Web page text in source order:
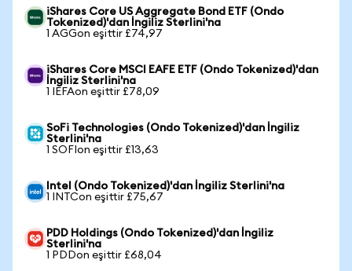
iShares Core US Aggregate Bond ETF (Ondo
Tokenized)'dan İngiliz Sterlini'na
1 AGGon eşittir £74,97
iShares Core MSCI EAFE ETF (Ondo Tokenized)'dan
İngiliz Sterlini'na
1 IEFAon eşittir £78,09
SoFi Technologies (Ondo Tokenized)'dan İngiliz
Sterlini'na
1 SOFIon eşittir £13,63
Intel (Ondo Tokenized)'dan İngiliz Sterlini'na
1 INTCon eşittir £75,67
PDD Holdings (Ondo Tokenized)'dan İngiliz
Sterlini'na
1 PDDon eşittir £68,04